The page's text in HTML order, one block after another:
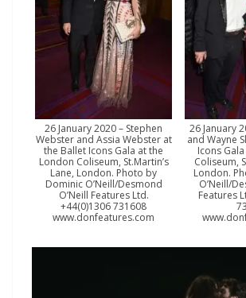
26 January 2020 – Stephen
Webster and Assia Webster at
the Ballet Icons Gala at the
London Coliseum, St.Martin’s
Lane, London. Photo by
Dominic O’Neill/Desmond
O’Neill Features Ltd.
+44(0)1306 731608
www.donfeatures.com
26 January
and Wayne
Icons
Coliseum,
London.
O’Neill/
Features